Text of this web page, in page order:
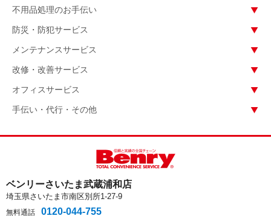
不用品処理のお手伝い
防災・防犯サービス
メンテナンスサービス
改修・改善サービス
オフィスサービス
手伝い・代行・その他
ベンリーさいたま武蔵浦和店
埼玉県さいたま市南区別所1-27-9
無料通話 0120-044-755